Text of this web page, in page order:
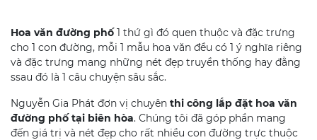
Hoa văn đường phố1 thứ gì đó quen thuộc và đặc trưng
cho 1 con đường, mỗi 1 mẫu hoa văn đều có 1 ý nghĩa riêng
và đặc trưng mang những nét đẹp truyền thống hay đằng
ssau đó là 1 câu chuyện sâu sắc.
Nguyễn Gia Phát đơn vị chuyên thi công lắp đặt hoa văn
đường phố tại biên hòa. Chúng tôi đã góp phần mang
đến giá trị và nét đẹp cho rất nhiều con đường trực thuộc